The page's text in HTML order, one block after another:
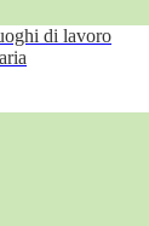
di lavoro